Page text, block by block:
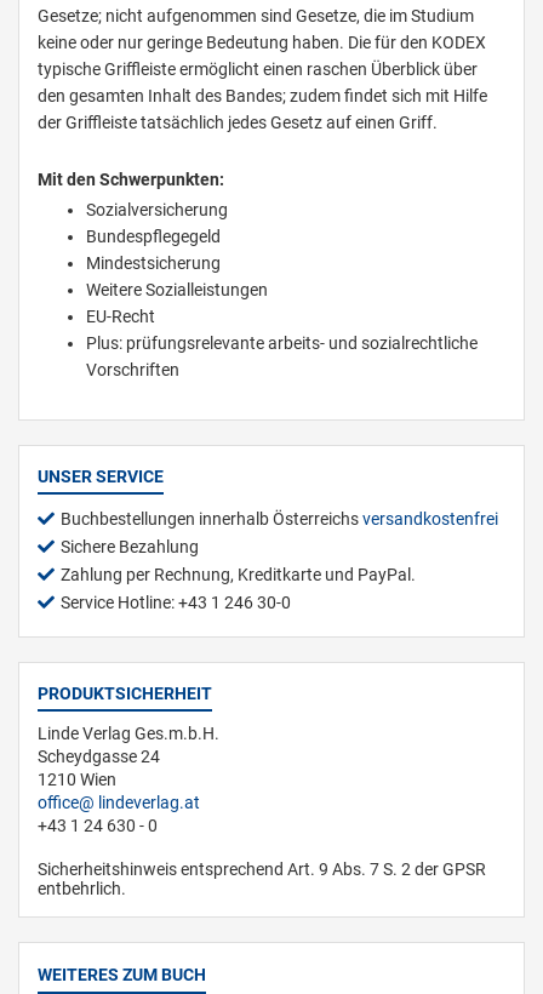
Gesetze; nicht aufgenommen sind Gesetze, die im Studium
keine oder nur geringe Bedeutung haben. Die für den KODEX
typische Griffleiste ermöglicht einen raschen Überblick über
den gesamten Inhalt des Bandes; zudem findet sich mit Hilfe
der Griffleiste tatsächlich jedes Gesetz auf einen Griff.
Mit den Schwerpunkten:
Sozialversicherung
Bundespflegegeld
Mindestsicherung
Weitere Sozialleistungen
EU-Recht
Plus: prüfungsrelevante arbeits- und sozialrechtliche
Vorschriften
UNSER SERVICE
Buchbestellungen innerhalb Österreichsversandkostenfrei
Sichere Bezahlung
Zahlung per Rechnung, Kreditkarte und PayPal.
Service Hotline: +43 1 246 30-0
PRODUKTSICHERHEIT
Linde Verlag Ges.m.b.H.
Scheydgasse 24
1210 Wien
office
lindeverlag.at
+43 1 24 630 - 0
Sicherheitshinweis entsprechend Art. 9 Abs. 7 S. 2 der GPSR
entbehrlich.
WEITERES ZUM BUCH